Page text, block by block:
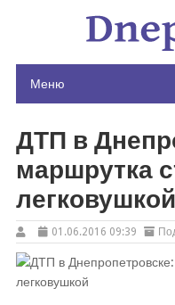
Меню
ДТП в
маршрутка
легковушкой
01.06.2016 09:39